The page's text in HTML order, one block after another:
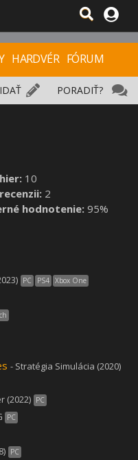
HARDVÉR FÓRUM
PORADIŤ?
10
2
hodnotenie: 95%
PC PS4 Xbox One
- Stratégia Simulácia (2020)
(2022) PC
PC
PC